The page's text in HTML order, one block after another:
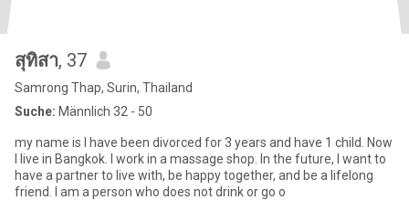
สุทิสา, 37
Samrong Thap, Surin, Thailand
Suche: Männlich 32 - 50
my name is I have been divorced for 3 years and have 1 child. Now
I live in Bangkok. I work in a massage shop. In the future, I want to
have a partner to live with, be happy together, and be a lifelong
friend. I am a person who does not drink or go o